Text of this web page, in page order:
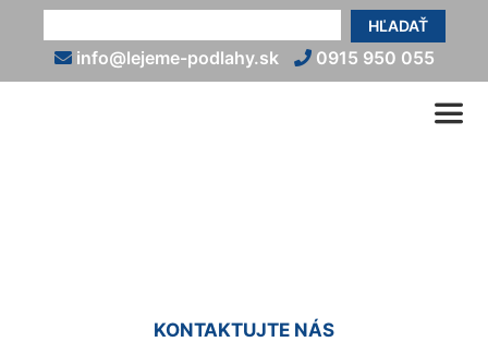
HĽADAŤ
info@lejeme-podlahy.sk 0915 950 055
KONTAKTUJTE NÁS